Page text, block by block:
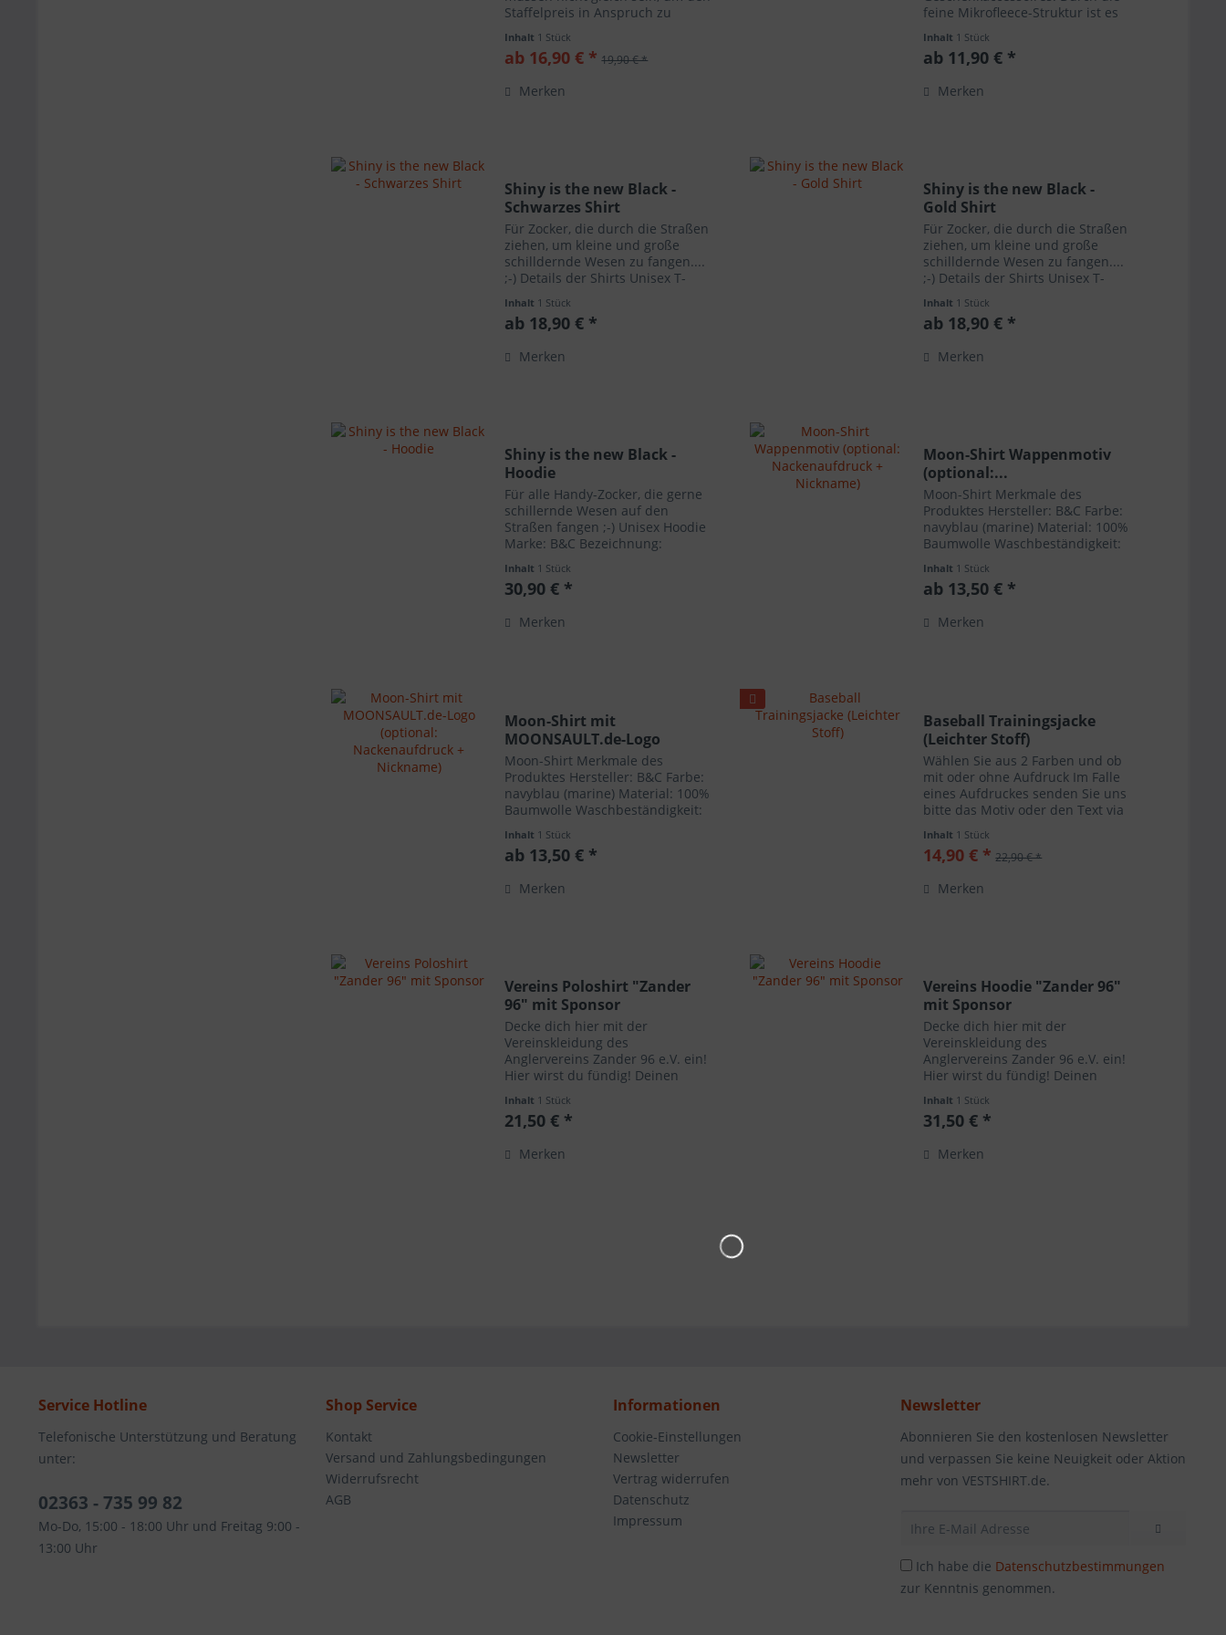
Staffelpreis in Anspruch zu
Sie im Feld "Bemerkungen" im
Warenkorb ein. Bei mehr als 5
Inhalt 1 Stück
ab 16,90 € * 19,90 € *
Merken
feine Mikrofleece-Struktur ist es
bietet dennoch eine
hervorragende Druckqualität.
pünktliche Lieferung...
Inhalt 1 Stück
ab 11,90 € *
Merken
Shiny is the new Black -
Schwarzes Shirt
Für Zocker, die durch die Straßen
ziehen, um kleine und große
schilldernde Wesen zu fangen....
;-) Details der Shirts Unisex T-
#E190 Farbe: black Größen: XS, S,
M, L, XL, XXL, 3XL, 4XL, 5XL
Inhalt 1 Stück
ab 18,90 € *
Merken
Shiny is the new Black -
Gold Shirt
Für Zocker, die durch die Straßen
ziehen, um kleine und große
schilldernde Wesen zu fangen....
;-) Details der Shirts Unisex T-
#E190 Farbe: gold Größen: XS, S,
M, L, XL, XXL, 3XL Grammatur: 185
Inhalt 1 Stück
ab 18,90 € *
Merken
Shiny is the new Black -
Hoodie
Für alle Handy-Zocker, die gerne
schillernde Wesen auf den
Straßen fangen ;-) Unisex Hoodie
Marke: B&C Bezeichnung:
XL, XXL, 3XL Grammatur: 280 g/m²
Material: 80% Baumwolle, 20%
Inhalt 1 Stück
30,90 € *
Merken
Moon-Shirt Wappenmotiv
(optional:...
Moon-Shirt Merkmale des
Produktes Hersteller: B&C Farbe:
navyblau (marine) Material: 100%
Baumwolle Waschbeständigkeit:
Weichspüler Grammatur: 185
g/m²
Inhalt 1 Stück
ab 13,50 € *
Merken
Moon-Shirt mit
MOONSAULT.de-Logo
(optional:...
Moon-Shirt Merkmale des
Produktes Hersteller: B&C Farbe:
navyblau (marine) Material: 100%
Baumwolle Waschbeständigkeit:
Weichspüler Grammatur: 185
g/m²
Inhalt 1 Stück
ab 13,50 € *
Merken
Baseball Trainingsjacke
(Leichter Stoff)
Wählen Sie aus 2 Farben und ob
mit oder ohne Aufdruck Im Falle
eines Aufdruckes senden Sie uns
bitte das Motiv oder den Text via
Auftragsabschluss im Feld
"Bemerkungen" ein. Mit einem
Inhalt 1 Stück
14,90 € * 22,90 € *
Merken
Vereins Poloshirt "Zander
96" mit Sponsor
Decke dich hier mit der
Vereinskleidung des
Anglervereins Zander 96 e.V. ein!
Hier wirst du fündig! Deinen
kannst du im Kommentarfeld bei
Auftragsabschluss angeben. Du
nach Hause...
Inhalt 1 Stück
21,50 € *
Merken
Vereins Hoodie "Zander 96"
mit Sponsor
Decke dich hier mit der
Vereinskleidung des
Anglervereins Zander 96 e.V. ein!
Hier wirst du fündig! Deinen
kannst du im Kommentarfeld bei
Auftragsabschluss angeben. Du
nach Hause...
Inhalt 1 Stück
31,50 € *
Merken
Service Hotline
Telefonische Unterstützung und Beratung
unter:
02363 - 735 99 82
Mo-Do, 15:00 - 18:00 Uhr und Freitag 9:00 -
13:00 Uhr
Shop Service
Kontakt
Versand und Zahlungsbedingungen
Widerrufsrecht
AGB
Informationen
Cookie-Einstellungen
Newsletter
Vertrag widerrufen
Datenschutz
Impressum
Newsletter
Abonnieren Sie den kostenlosen Newsletter
und verpassen Sie keine Neuigkeit oder Aktion
mehr von VESTSHIRT.de.
Ich habe die Datenschutzbestimmungen
zur Kenntnis genommen.